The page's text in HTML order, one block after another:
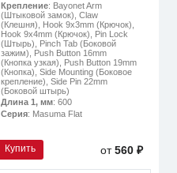
Крепление: Bayonet Arm
(Штыковой замок), Claw
(Клешня), Hook 9x3mm (Крючок),
Hook 9x4mm (Крючок), Pin Lock
(Штырь), Pinch Tab (Боковой
зажим), Push Button 16mm
(Кнопка узкая), Push Button 19mm
(Кнопка), Side Mounting (Боковое
крепление), Side Pin 22mm
(Боковой штырь)
Длина 1, мм: 600
Серия: Masuma Flat
Купить от560 ₽